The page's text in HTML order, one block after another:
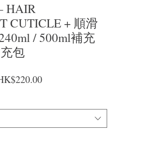
HAIR
CUTICLE + 順滑
/ 500ml補充
包
般價格 促銷價格